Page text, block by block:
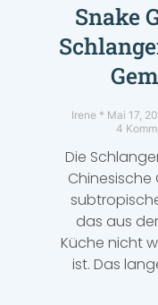
Snake
Irene Mai 17,
4
Die
Chinesische
das aus
Küche nicht
ist. Das